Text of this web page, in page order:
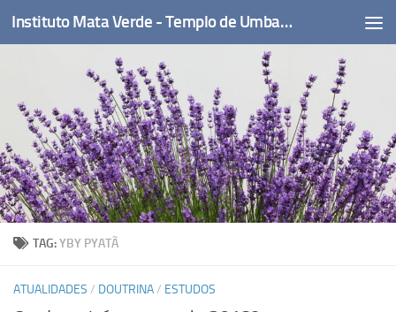
Skip to content Instituto Mata Verde - Templo de Umbanda
TAG:YBY PYATÃ
ATUALIDADES / DOUTRINA/ ESTUDOS